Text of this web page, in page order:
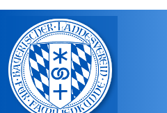
Direkt zum Inhalt